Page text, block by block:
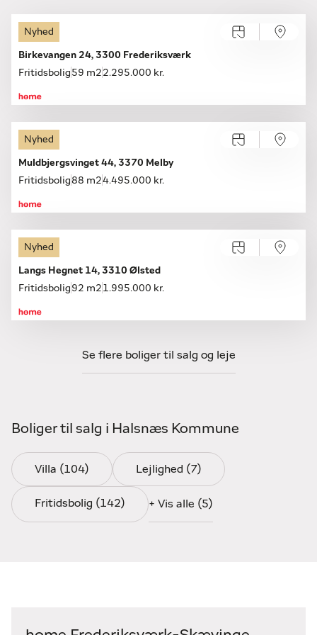
Åbent hus med tilmelding
Nyhed
Birkevangen 24, 3300 Frederiksværk
Fritidsbolig 59 m2 2.295.000 kr.
Åbent hus med tilmelding
Nyhed
Muldbjergsvinget 44, 3370 Melby
Fritidsbolig88 m24.495.000 kr.
Åbent hus med tilmelding
Nyhed
Langs Hegnet 14, 3310 Ølsted
Fritidsbolig 92 m2 1.995.000 kr.
Se flere boliger til salg og leje
Boliger til salg i Halsnæs Kommune
Villa (104) Lejlighed (7)
Fritidsbolig (142) + Vis alle (5)